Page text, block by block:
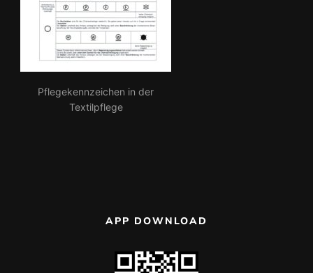
Pflegekennzeichen in der
Textilpflege
APP DOWNLOAD